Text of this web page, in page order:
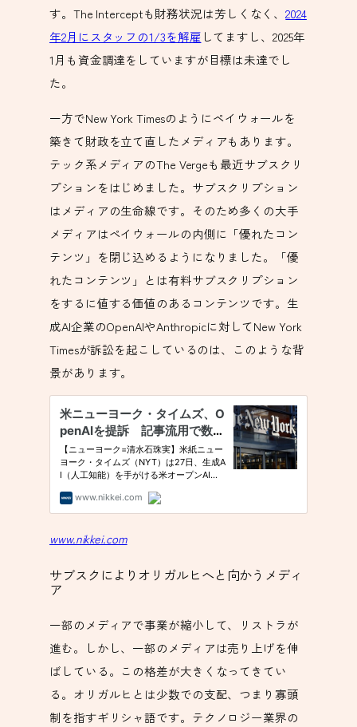
す。The Interceptも財務状況は芳しくなく、2024
年2月にスタッフの1/3を解雇 してますし、2025年
1月も資金調達をしていますが目標は未達でし
た。
一方でNew York Timesのようにペイウォールを
築きて財政を立て直したメディアもあります。
テック系メディアのThe Vergeも最近サブスクリ
プションをはじめました。サブスクリプション
はメディアの生命線です。そのため多くの大手
メディアはペイウォールの内側に「優れたコン
テンツ」を閉じ込めるようになりました。「優
れたコンテンツ」とは有料サブスクリプション
をするに値する価値のあるコンテンツです。生
成AI企業のOpenAIやAnthropicに対してNew York
Timesが訴訟を起こしているのは、このような背
景があります。
www.nikkei.com
サブスクによりオリガルヒへと向かうメディ
ア
一部のメディアで事業が縮小して、リストラが
進む。しかし、一部のメディアは売り上げを伸
ばしている。この格差が大きくなってきてい
る。オリガルヒとは少数での支配、つまり寡頭
制を指すギリシャ語です。テクノロジー業界の